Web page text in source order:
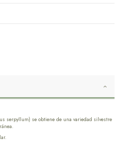
serpyllum) se obtiene de una variedad silvestre